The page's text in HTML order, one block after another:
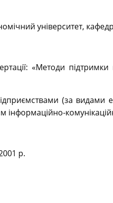
університет,
«Методи
(за видами
р.